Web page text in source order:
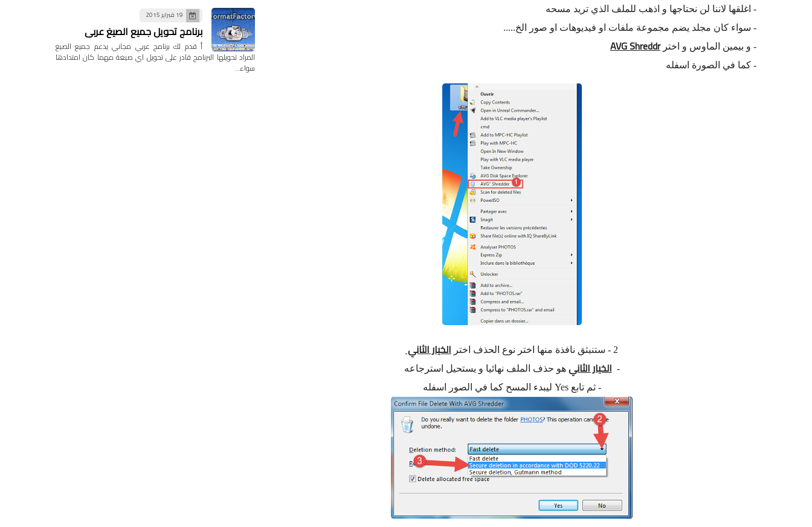
- اغلقها لاننا لن نحتاجها و اذهب للملف الذي تريد مسحه
- سواء كان مجلد يضم مجموعة ملفات او فيديوهات او صور الخ.....
- و بيمين الماوس و اخترAVG Shreddr
- كما في الصورة اسفله
2 - ستنبثق نافذة منها اختر نوع الحذف اختر الخيار الثاني
- الخيار الثاني هو حذف الملف نهائيا و يستحيل استرجاعه
- ثم تابع Yes ليبدء المسح كما في الصور اسفله
19 فبراير 2015
برنامج تحويل جميع الصيغ عربي
أ قدم لك برنامج عربي مجاني يدعم جميع الصيغ
المراد تحويلها البرنامج قادر على تحويل اي صيغة مهما كان امتدادها
سواء…